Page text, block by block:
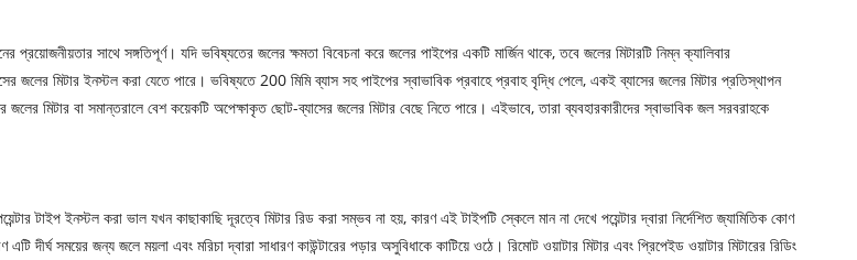
প্রয়োজনীয়তার সাথে সঙ্গতিপূর্ণ। যদি ভবিষ্যতের জলের ক্ষমতা বিবেচনা করে জলের পাইপের একটি মার্জিন থাকে, তবে জলের মিটারটি নিম্ন ক্যালিবার
জলের মিটার ইনস্টল করা যেতে পারে। ভবিষ্যতে 200 মিমি ব্যাস সহ পাইপের স্বাভাবিক প্রবাহে প্রবাহ বৃদ্ধি পেলে, একই ব্যাসের জলের মিটার প্রতিস্থাপন
মিটার বা সমান্তরালে বেশ কয়েকটি অপেক্ষাকৃত ছোট-ব্যাসের জলের মিটার বেছে নিতে পারে। এইভাবে, তারা ব্যবহারকারীদের স্বাভাবিক জল সরবরাহকে
টাইপ ইনস্টল করা ভাল যখন কাছাকাছি দূরত্বে মিটার রিড করা সম্ভব না হয়, কারণ এই টাইপটি স্কেলে মান না দেখে পয়েন্টার দ্বারা নির্দেশিত জ্যামিতিক কোণ
দীর্ঘ সময়ের জন্য জলে ময়লা এবং মরিচা দ্বারা সাধারণ কাউন্টারের পড়ার অসুবিধাকে কাটিয়ে ওঠে। রিমোট ওয়াটার মিটার এবং প্রিপেইড ওয়াটার মিটারের রিডিং